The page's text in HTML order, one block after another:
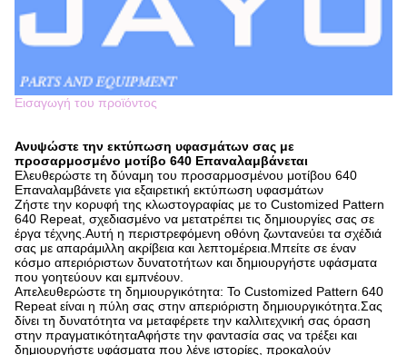
Εισαγωγή του προϊόντος
Ανυψώστε την εκτύπωση υφασμάτων σας με
προσαρμοσμένο μοτίβο 640 Επαναλαμβάνεται
Ελευθερώστε τη δύναμη του προσαρμοσμένου μοτίβου 640
Επαναλαμβάνετε για εξαιρετική εκτύπωση υφασμάτων
Ζήστε την κορυφή της κλωστογραφίας με το Customized Pattern
640 Repeat, σχεδιασμένο να μετατρέπει τις δημιουργίες σας σε
έργα τέχνης.Αυτή η περιστρεφόμενη οθόνη ζωντανεύει τα σχέδιά
σας με απαράμιλλη ακρίβεια και λεπτομέρεια.Μπείτε σε έναν
κόσμο απεριόριστων δυνατοτήτων και δημιουργήστε υφάσματα
που γοητεύουν και εμπνέουν.
Απελευθερώστε τη δημιουργικότητα: Το Customized Pattern 640
Repeat είναι η πύλη σας στην απεριόριστη δημιουργικότητα.Σας
δίνει τη δυνατότητα να μεταφέρετε την καλλιτεχνική σας όραση
στην πραγματικότηταΑφήστε την φαντασία σας να τρέξει και
δημιουργήστε υφάσματα που λένε ιστορίες, προκαλούν